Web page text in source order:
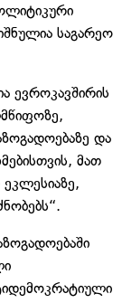
საგარეო
ევროკავშირის
და
მათ